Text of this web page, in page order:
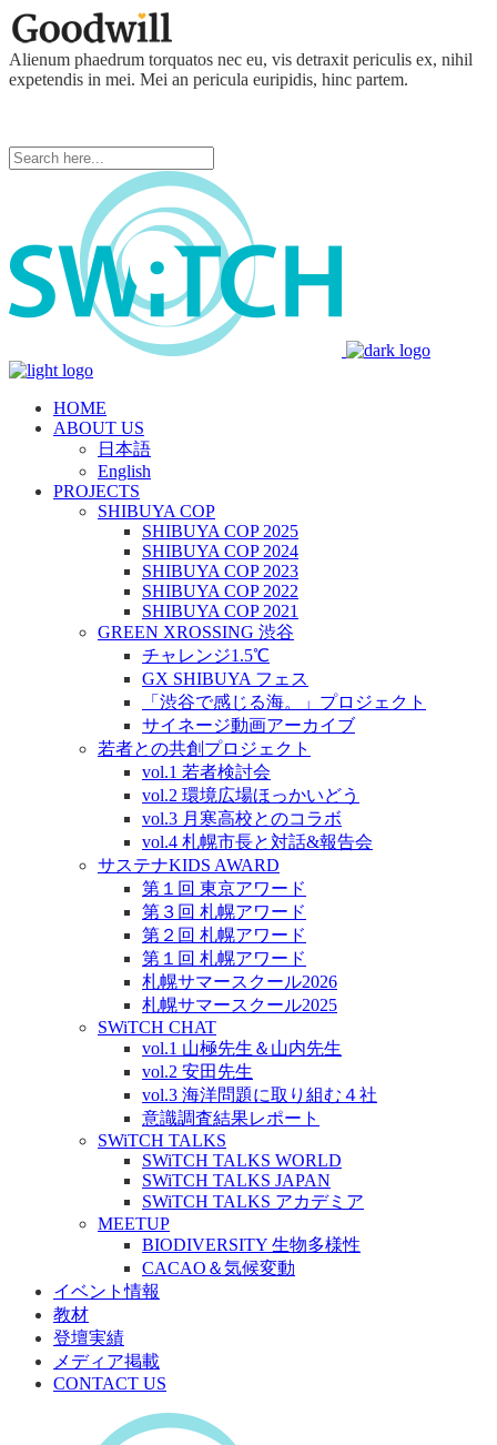
Alienum phaedrum torquatos nec eu, vis detraxit periculis ex, nihil
expetendis in mei. Mei an pericula euripidis, hinc partem.
HOME
ABOUT US
日本語
English
PROJECTS
SHIBUYA COP
SHIBUYA COP 2025
SHIBUYA COP 2024
SHIBUYA COP 2023
SHIBUYA COP 2022
SHIBUYA COP 2021
GREEN XROSSING 渋谷
チャレンジ1.5℃
GX SHIBUYA フェス
「渋谷で感じる海。」プロジェクト
サイネージ動画アーカイブ
若者との共創プロジェクト
vol.1 若者検討会
vol.2 環境広場ほっかいどう
vol.3 月寒高校とのコラボ
vol.4 札幌市長と対話&報告会
サステナKIDS AWARD
第１回 東京アワード
第３回 札幌アワード
第２回 札幌アワード
第１回 札幌アワード
札幌サマースクール2026
札幌サマースクール2025
SWiTCH CHAT
vol.1 山極先生＆山内先生
vol.2 安田先生
vol.3 海洋問題に取り組む４社
意識調査結果レポート
SWiTCH TALKS
SWiTCH TALKS WORLD
SWiTCH TALKS JAPAN
SWiTCH TALKS アカデミア
MEETUP
BIODIVERSITY 生物多様性
CACAO＆気候変動
イベント情報
教材
登壇実績
メディア掲載
CONTACT US